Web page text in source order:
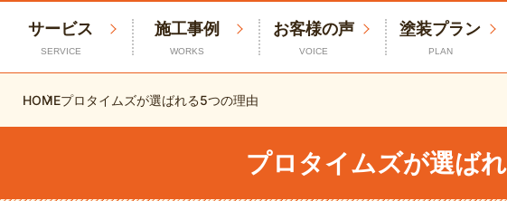
サービス
SERVICE
施工事例
WORKS
お客様の声
VOICE
塗装プラン
PLAN
HOMEプロタイムズが選ばれる5つの理由
プロタイムズが選ば